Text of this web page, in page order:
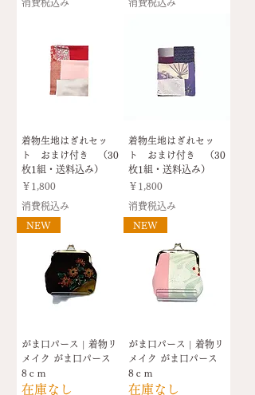
消費税込み 消費税込み
着物生地はぎれセッ
ト おまけ付き （30
枚1組・送料込み）
価格
￥1,800
消費税込み
着物生地はぎれセッ
ト おまけ付き （30
枚1組・送料込み）
価格
￥1,800
消費税込み
NEW
がま口パース | 着物リ
メイク がま口パース
8ｃｍ
在庫なし
NEW
がま口パース | 着物リ
メイク がま口パース
8ｃｍ
在庫なし